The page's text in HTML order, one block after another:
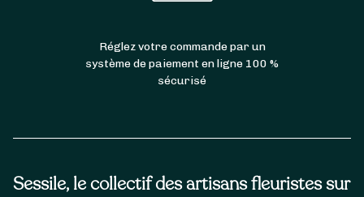
Sessile, le collectif des artisans fleuristes sur
Réglez votre commande par un
système de paiement en ligne 100 %
sécurisé